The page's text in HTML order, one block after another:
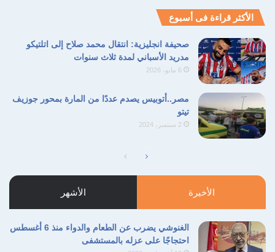
الأكثر قراءة فى أسبوع
صحيفة انجليزية: انتقال محمد صلاح إلى اتلتيكو
مدريد الأسباني لمدة ثلاث سنوات
6 مايو، 2026
مصر..أتوبيس يصدم عددًا من المارة بمحور جوزيف
تيتو
2 سبتمبر، 2024
الصفحة
السابقة
الصفحة
التالية
الأخيرة الأشهر
الغنوشي يضرب عن الطعام والدواء منذ 6 أغسطس
احتجاجًا على عزله بالمستشفى